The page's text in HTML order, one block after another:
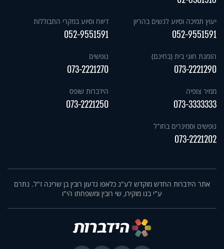
יעוץ תמיכה וסיוע לנשים בהריון
052-9551591
דיווח וסיוע במקרי התבוללות
052-9551591
הזמנת חוגי בית (בחינם)
073-2221290
נופשים
073-2221270
ממיר צופיה
073-3333333
הידברות שופס
073-2221250
נופשים וסמינרים בחו"ל
073-2221202
אתר הידברות החדש מוקדש לע"נ כלאפו גדעון רובין בן שרינה ז"ל. נתרם
ע"י בנו מוקירו, שי רובין ומשפחתו הי"ו